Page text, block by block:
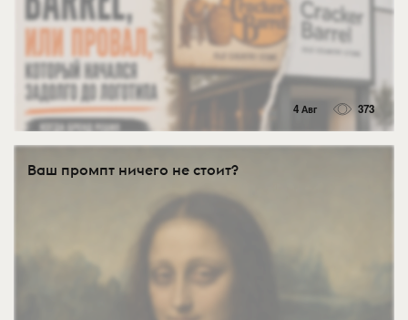
4 Авг 373
Ваш промпт ничего не стоит?